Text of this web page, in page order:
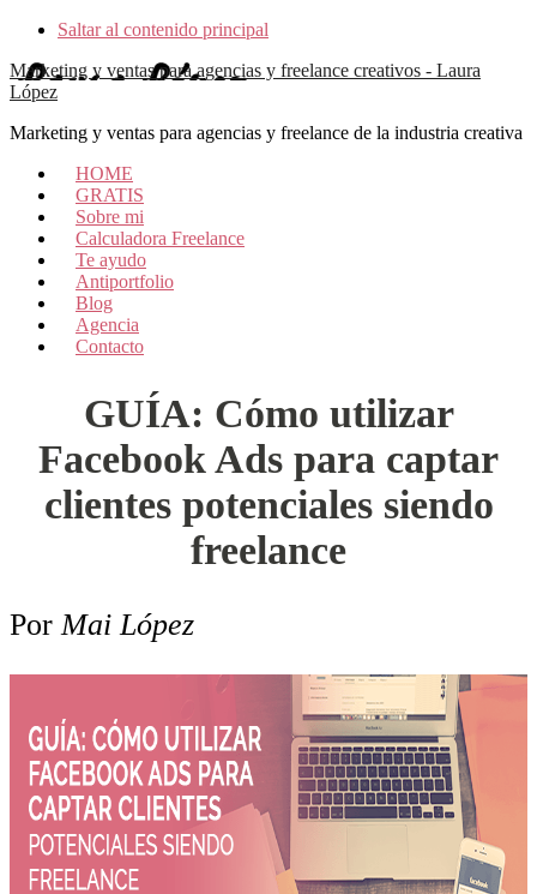
Saltar al contenido principal
Marketing y ventas para agencias y freelance creativos - Laura
López
Marketing y ventas para agencias y freelance de la industria creativa
HOME
GRATIS
Sobre mi
Calculadora Freelance
Te ayudo
Antiportfolio
Blog
Agencia
Contacto
GUÍA: Cómo utilizar
Facebook Ads para captar
clientes potenciales siendo
freelance
PorMai López